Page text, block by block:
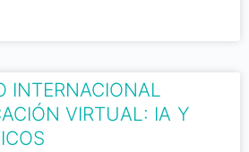
INTERNACIONAL
VIRTUAL: IA Y